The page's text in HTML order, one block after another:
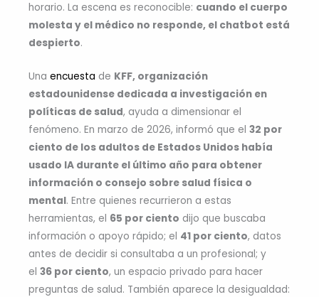
horario. La escena es reconocible: cuando el cuerpo
molesta y el médico no responde, el chatbot está
despierto.
Una encuesta de KFF, organización
estadounidense dedicada a investigación en
políticas de salud, ayuda a dimensionar el
fenómeno. En marzo de 2026, informó que el 32 por
ciento de los adultos de Estados Unidos había
usado IA durante el último año para obtener
información o consejo sobre salud física o
mental. Entre quienes recurrieron a estas
herramientas, el 65 por ciento dijo que buscaba
información o apoyo rápido; el 41 por ciento, datos
antes de decidir si consultaba a un profesional; y
el 36 por ciento, un espacio privado para hacer
preguntas de salud. También aparece la desigualdad: